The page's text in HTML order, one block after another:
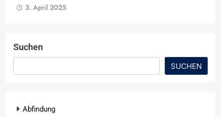
3. April 2025
Suchen
SUCHEN
Abfindung